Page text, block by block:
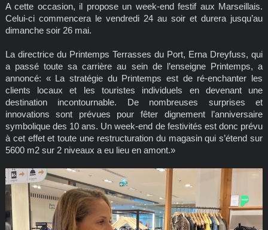
A cette occasion, il propose un week-end festif aux Marseillais.
Celui-ci commencera le vendredi 24 au soir et durera jusqu’au
dimanche soir 26 mai.
La directrice du Printemps Terrasses du Port, Erna Dreyfuss, qui
a passé toute sa carrière au sein de l’enseigne Printemps, a
annoncé: « La stratégie du Printemps est de ré-enchanter les
clients locaux et les touristes individuels en devenant une
destination incontournable. De nombreuses surprises et
innovations sont prévues pour fêter dignement l’anniversaire
symbolique des 10 ans. Un week-end de festivités est donc prévu
à cet effet et toute une restructuration du magasin qui s’étend sur
5600 m2 sur 2 niveaux a eu lieu en amont.»